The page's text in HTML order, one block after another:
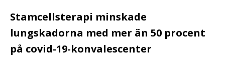
Stamcellsterapi minskade
lungskadorna med mer än 50 procent
på covid-19-konvalescenter